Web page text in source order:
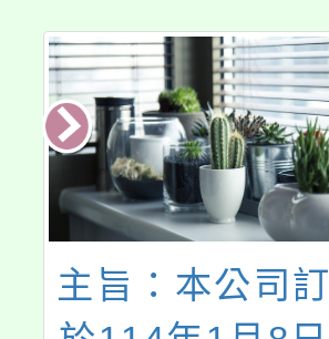
主旨：本公司訂